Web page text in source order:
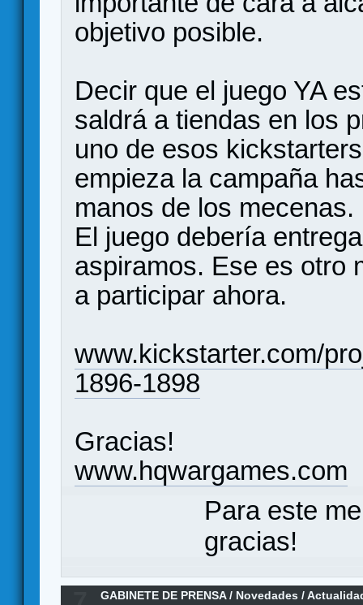
objetivo posible.
Decir que el juego YA
saldrá a tiendas en los
uno de esos
empieza la campaña
manos de los mecenas.
El juego debería
aspiramos. Ese es otro
a participar ahora.
www.kickstarter.com/
1896-1898
Gracias!
www.hqwargames.com
Para este
gracias!
GABINETE DE PRENSA/ Novedades /